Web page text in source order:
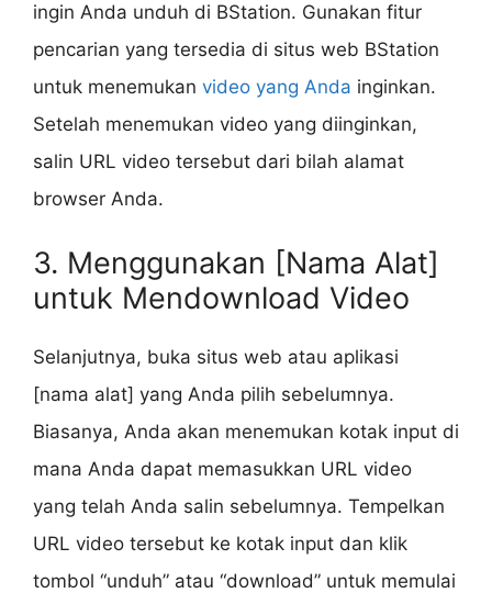
ingin Anda unduh di BStation. Gunakan fitur
pencarian yang tersedia di situs web BStation
untuk menemukan video yang Anda inginkan.
Setelah menemukan video yang diinginkan,
salin URL video tersebut dari bilah alamat
browser Anda.
3. Menggunakan [Nama Alat]
untuk Mendownload Video
Selanjutnya, buka situs web atau aplikasi
[nama alat] yang Anda pilih sebelumnya.
Biasanya, Anda akan menemukan kotak input di
mana Anda dapat memasukkan URL video
yang telah Anda salin sebelumnya. Tempelkan
URL video tersebut ke kotak input dan klik
tombol “unduh” atau “download” untuk memulai